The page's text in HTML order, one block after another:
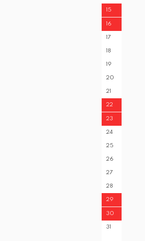
15
16
17
18
19
20
21
22
23
24
25
26
27
28
29
30
31